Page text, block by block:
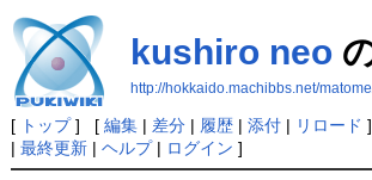
kushiro neo
http://hokkaido.machibbs.net/
[ トップ] [ 編集| 差分| 履歴| 添付| リロード
| 最終更新| ヘルプ| ログイン ]